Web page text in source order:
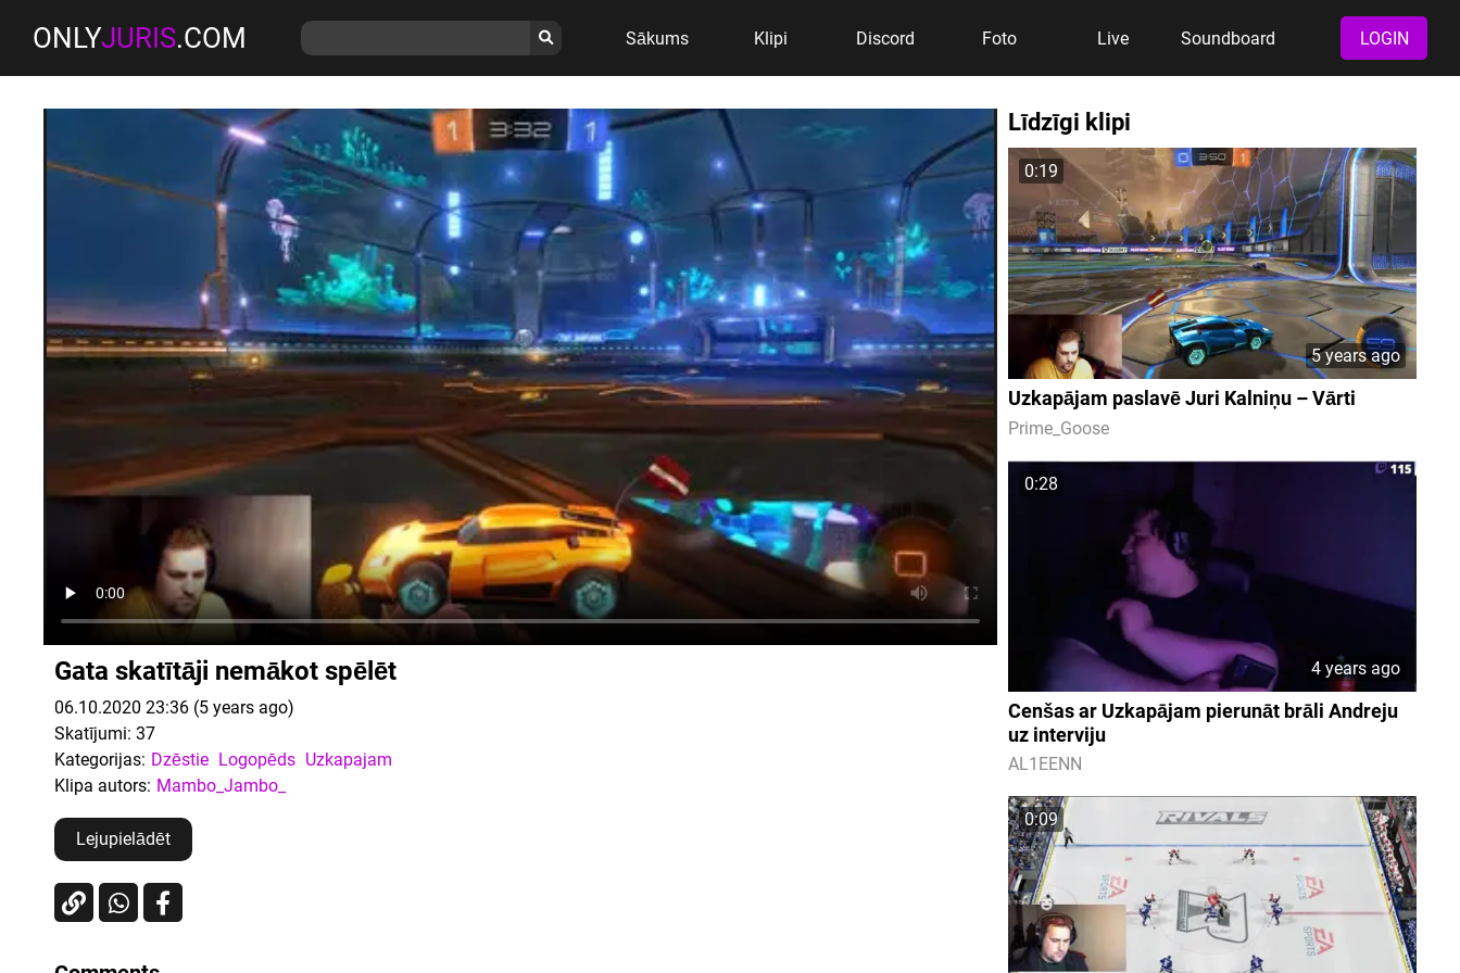
ONLYJURIS.COM Sākums Klipi Discord Foto Live Soundboard LOGIN
Gata skatītāji nemākot spēlēt
06.10.2020 23:36 (5 years ago)
Skatījumi: 37
Kategorijas: Dzēstie Logopēds Uzkapajam
Klipa autors: Mambo_Jambo_
Lejupielādēt
Līdzīgi klipi
0:19
5 years ago
Uzkapājam paslavē Juri Kalniņu – Vārti
Prime_Goose
0:28
4 years ago
Cenšas ar Uzkapājam pierunāt brāli Andreju
uz interviju
AL1EENN
0:09